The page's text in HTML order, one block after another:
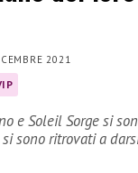
2021
e Soleil Sorge si
sono ritrovati a